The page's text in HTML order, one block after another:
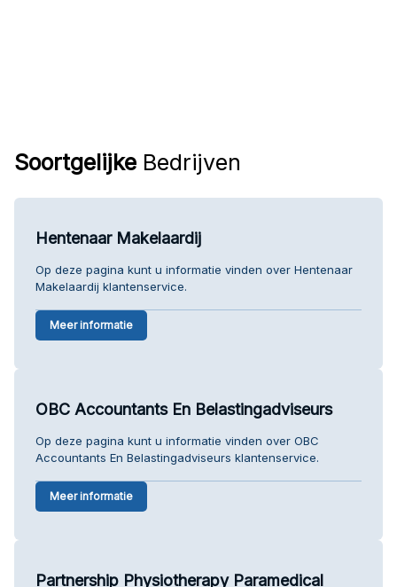
Soortgelijke Bedrijven
Hentenaar Makelaardij
Op deze pagina kunt u informatie vinden over Hentenaar
Makelaardij klantenservice.
Meer informatie
OBC Accountants En Belastingadviseurs
Op deze pagina kunt u informatie vinden over OBC
Accountants En Belastingadviseurs klantenservice.
Meer informatie
Partnership Physiotherapy Paramedical